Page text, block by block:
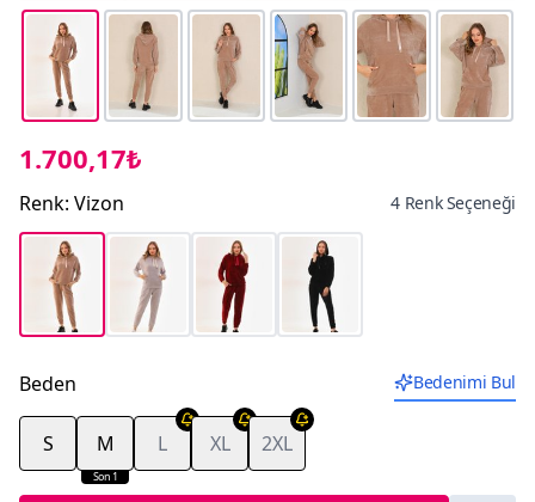
1.700,17₺
Renk: Vizon 4 Renk Seçeneği
Beden Bedenimi Bul
S
Son 1
M L XL 2XL